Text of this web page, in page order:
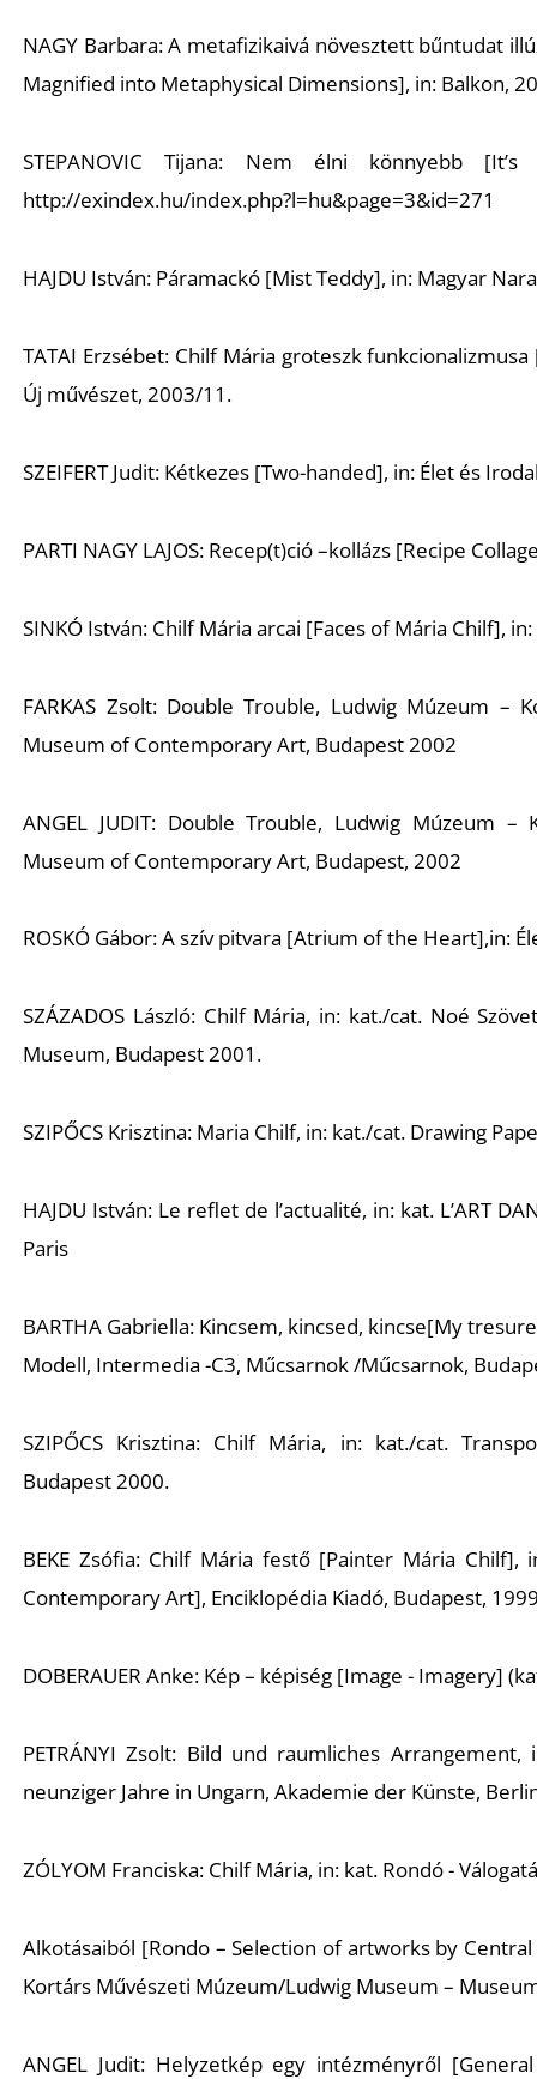
NAGY Barbara: A metafizikaivá növesztett bűntudat
Magnified into Metaphysical Dimensions], in: Balkon,
STEPANOVIC Tijana: Nem élni könnyebb
http://exindex.hu/index.php?l=hu&page=3&id=271
HAJDU István: Páramackó [Mist Teddy], in: Magyar
TATAI Erzsébet: Chilf Mária groteszk
Új művészet, 2003/11.
SZEIFERT Judit: Kétkezes [Two-handed], in: Élet és
PARTI NAGY LAJOS: Recep(t)ció –kollázs [Recipe
SINKÓ István: Chilf Mária arcai [Faces of Mária Chilf],
FARKAS Zsolt: Double Trouble, Ludwig Múzeum –
Museum of Contemporary Art, Budapest 2002
ANGEL JUDIT: Double Trouble, Ludwig Múzeum
Museum of Contemporary Art, Budapest, 2002
ROSKÓ Gábor: A szív pitvara [Atrium of the Heart],in:
SZÁZADOS László: Chilf Mária, in: kat./cat. Noé
Museum, Budapest 2001.
SZIPŐCS Krisztina: Maria Chilf, in: kat./cat. Drawing
HAJDU István: Le reflet de l’actualité, in: kat. L’ART
Paris
BARTHA Gabriella: Kincsem, kincsed, kincse[My
Modell, Intermedia -C3, Műcsarnok /Műcsarnok,
SZIPŐCS Krisztina: Chilf Mária, in: kat./cat.
Budapest 2000.
BEKE Zsófia: Chilf Mária festő [Painter Mária
Contemporary Art], Enciklopédia Kiadó, Budapest,
DOBERAUER Anke: Kép – képiség [Image - Imagery]
PETRÁNYI Zsolt: Bild und raumliches
neunziger Jahre in Ungarn, Akademie der Künste,
ZÓLYOM Franciska: Chilf Mária, in: kat. Rondó -
Alkotásaiból [Rondo – Selection of artworks by
Kortárs Művészeti Múzeum/Ludwig Museum –
ANGEL Judit: Helyzetkép egy intézményről